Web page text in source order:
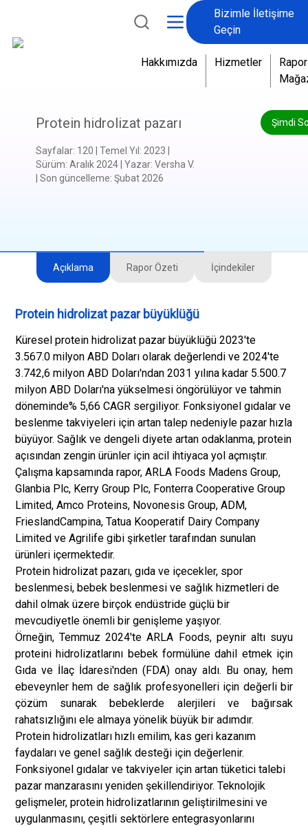
Bizimle İletişime
Geçin
Hakkımızda Hizmetler
Rapor
Şimdi
Protein hidrolizat pazarı
Sayfalar: 120 Temel Yıl : 2023
Sürüm: Aralık 2024| Yazar: Versha V.
Son güncelleme: Şubat 2026
Açıklama Rapor Özeti İçindekiler
Protein hidrolizat pazar büyüklüğü
Küresel protein hidrolizat pazar büyüklüğü 2023'te
3.567.0 milyon ABD Doları olarak değerlendi ve 2024'te
3.742,6 milyon ABD Doları'ndan 2031 yılına kadar 5.500.7
milyon ABD Doları'na yükselmesi öngörülüyor ve tahmin
döneminde% 5,66 CAGR sergiliyor. Fonksiyonel gıdalar ve
beslenme takviyeleri için artan talep nedeniyle pazar hızla
büyüyor. Sağlık ve dengeli diyete artan odaklanma, protein
açısından zengin ürünler için acil ihtiyaca yol açmıştır.
Çalışma kapsamında rapor, ARLA Foods Madens Group,
Glanbia Plc, Kerry Group Plc, Fonterra Cooperative Group
Limited, Amco Proteins, Novonesis Group, ADM,
FrieslandCampina, Tatua Kooperatif Dairy Company
Limited ve Agrilife gibi şirketler tarafından sunulan
ürünleri içermektedir.
Protein hidrolizat pazarı, gıda ve içecekler, spor
beslenmesi, bebek beslenmesi ve sağlık hizmetleri de
dahil olmak üzere birçok endüstride güçlü bir
mevcudiyetle önemli bir genişleme yaşıyor.
Örneğin, Temmuz 2024'te ARLA Foods, peynir altı suyu
proteini hidrolizatlarını bebek formülüne dahil etmek için
Gıda ve İlaç İdaresi'nden (FDA) onay aldı. Bu onay, hem
ebeveynler hem de sağlık profesyonelleri için değerli bir
çözüm sunarak bebeklerde alerjileri ve bağırsak
rahatsızlığını ele almaya yönelik büyük bir adımdır.
Protein hidrolizatları hızlı emilim, kas geri kazanım
faydaları ve genel sağlık desteği için değerlenir.
Fonksiyonel gıdalar ve takviyeler için artan tüketici talebi
pazar manzarasını yeniden şekillendiriyor. Teknolojik
gelişmeler, protein hidrolizatlarının geliştirilmesini ve
uygulanmasını, çeşitli sektörlere entegrasyonlarını